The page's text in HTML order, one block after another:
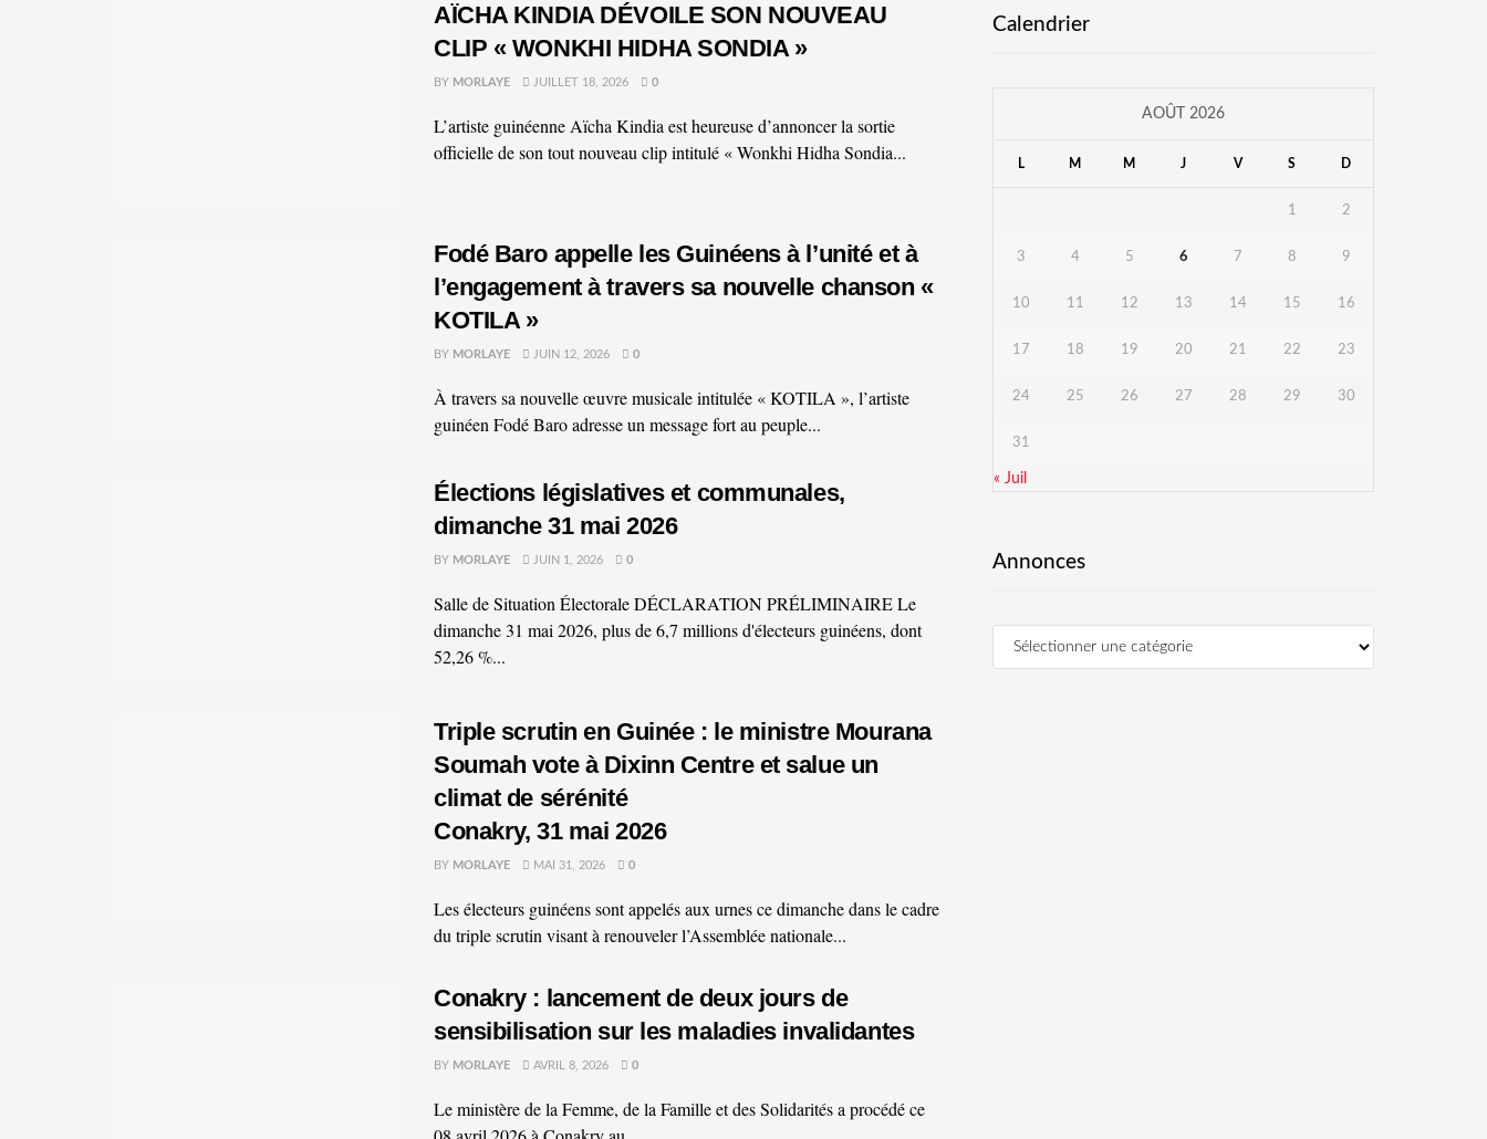
AÏCHA KINDIA DÉVOILE SON NOUVEAU
CLIP « WONKHI HIDHA SONDIA »
BY MORLAYE JUILLET 18, 2026 0
L’artiste guinéenne Aïcha Kindia est heureuse d’annoncer la sortie
officielle de son tout nouveau clip intitulé « Wonkhi Hidha Sondia...
Fodé Baro appelle les Guinéens à l’unité et à
l’engagement à travers sa nouvelle chanson «
KOTILA »
BY MORLAYE JUIN 12, 2026 0
À travers sa nouvelle œuvre musicale intitulée « KOTILA », l’artiste
guinéen Fodé Baro adresse un message fort au peuple...
Élections législatives et communales,
dimanche 31 mai 2026
BY MORLAYE JUIN 1, 2026 0
Salle de Situation Électorale DÉCLARATION PRÉLIMINAIRE Le
dimanche 31 mai 2026, plus de 6,7 millions d'électeurs guinéens, dont
52,26 %...
Triple scrutin en Guinée : le ministre Mourana
Soumah vote à Dixinn Centre et salue un
climat de sérénité
Conakry, 31 mai 2026
BY MORLAYE MAI 31, 2026 0
Les électeurs guinéens sont appelés aux urnes ce dimanche dans le cadre
du triple scrutin visant à renouveler l’Assemblée nationale...
Conakry : lancement de deux jours de
sensibilisation sur les maladies invalidantes
BY MORLAYE AVRIL 8, 2026 0
Le ministère de la Femme, de la Famille et des Solidarités a procédé ce
Calendrier
AOÛT 2026
L M M J V S D
1 2
3 4 5 6 7 8 9
10 11 12 13 14 15 16
17 18 19 20 21 22 23
24 25 26 27 28 29 30
31
« Juil
Annonces